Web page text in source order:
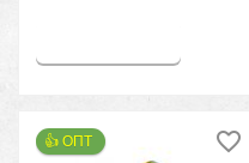
👍 ОПТ